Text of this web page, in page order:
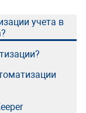
учета в